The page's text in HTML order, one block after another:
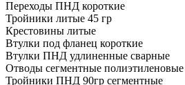
Переходы ПНД короткие
Тройники литые 45 гр
Крестовины литые
Втулки под фланец короткие
Втулки ПНД удлиненные сварные
Отводы сегментные полиэтиленовые
Тройники ПНД 90гр сегментные